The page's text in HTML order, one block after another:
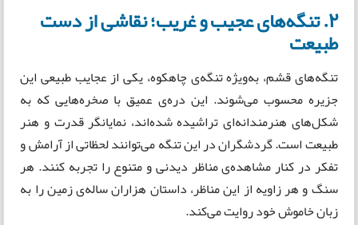
۲. تنگه‌های عجیب و غریب؛ نقاشی از دست
طبیعت
تنگه‌های قشم، به‌ویژه تنگه‌ی چاهکوه، یکی از عجایب طبیعی این
جزیره محسوب می‌شوند. این دره‌ی عمیق با صخره‌هایی که به
شکل‌های هنرمندانه‌ای تراشیده شده‌اند، نمایانگر قدرت و هنر
طبیعت است. گردشگران در این تنگه می‌توانند لحظاتی از آرامش و
تفکر در کنار مشاهده‌ی مناظر دیدنی و متنوع را تجربه کنند. هر
سنگ و هر زاویه از این مناظر، داستان هزاران ساله‌ی زمین را به
زبان خاموش خود روایت می‌کند.